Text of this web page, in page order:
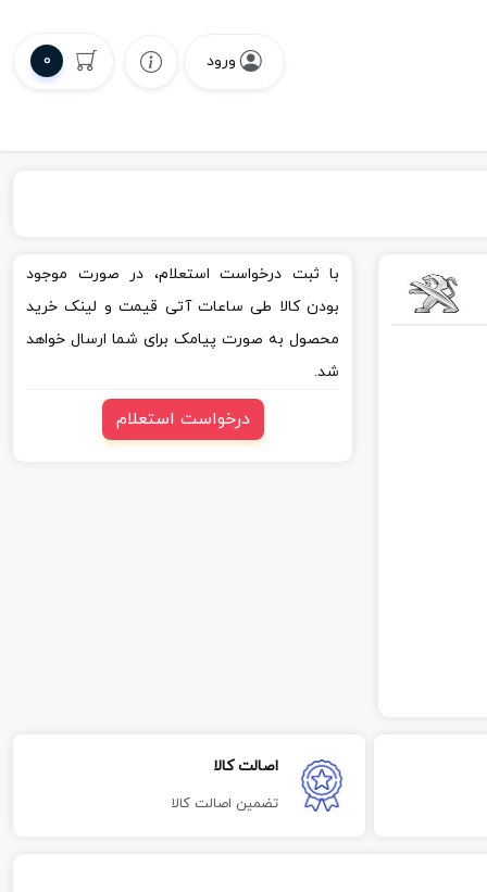
ورود 0
با ثبت درخواست استعلام، در صورت موجود
بودن کالا طی ساعات آتی قیمت و لینک خرید
محصول به صورت پیامک برای شما ارسال خواهد
شد.
درخواست استعلام
اصالت کالا
تضمین اصالت کالا